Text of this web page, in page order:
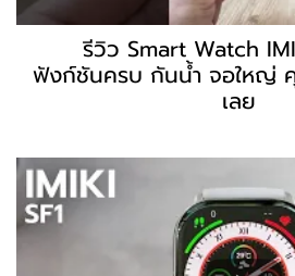
รีวิว Smart Watch
ฟังก์ชันครบ กันน้ำ จอใหญ่
เลย